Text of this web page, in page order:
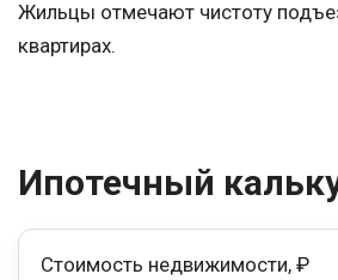
Жильцы отмечают чистоту
квартирах.
Ипотечный
Стоимость недвижимости, ₽